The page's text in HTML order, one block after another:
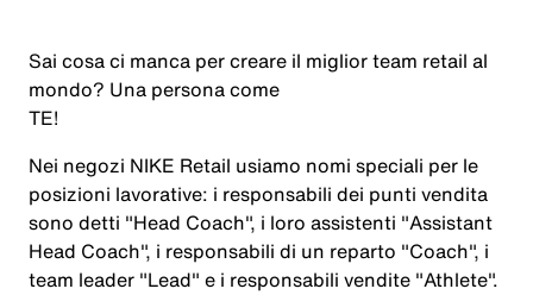
Sai cosa ci manca per creare il miglior team retail al
mondo? Una persona come
TE!
Nei negozi NIKE Retail usiamo nomi speciali per le
posizioni lavorative: i responsabili dei punti vendita
sono detti "Head Coach", i loro assistenti "Assistant
Head Coach", i responsabili di un reparto "Coach", i
team leader "Lead" e i responsabili vendite "Athlete".